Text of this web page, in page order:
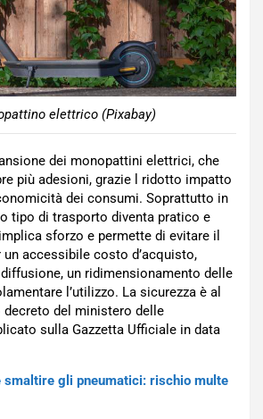
elettrico (Pixabay)
dei monopattini elettrici, che
più adesioni, grazie l ridotto impatto
dei consumi. Soprattutto in
tipo di trasporto diventa pratico e
sforzo e permette di evitare il
accessibile costo d’acquisto,
diffusione, un ridimensionamento delle
l’utilizzo. La sicurezza è al
decreto del ministero delle
sulla Gazzetta Ufficiale in data
smaltire gli pneumatici: rischio multe